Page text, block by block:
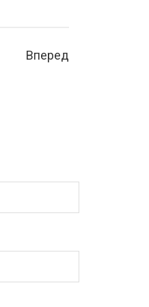
Вперед